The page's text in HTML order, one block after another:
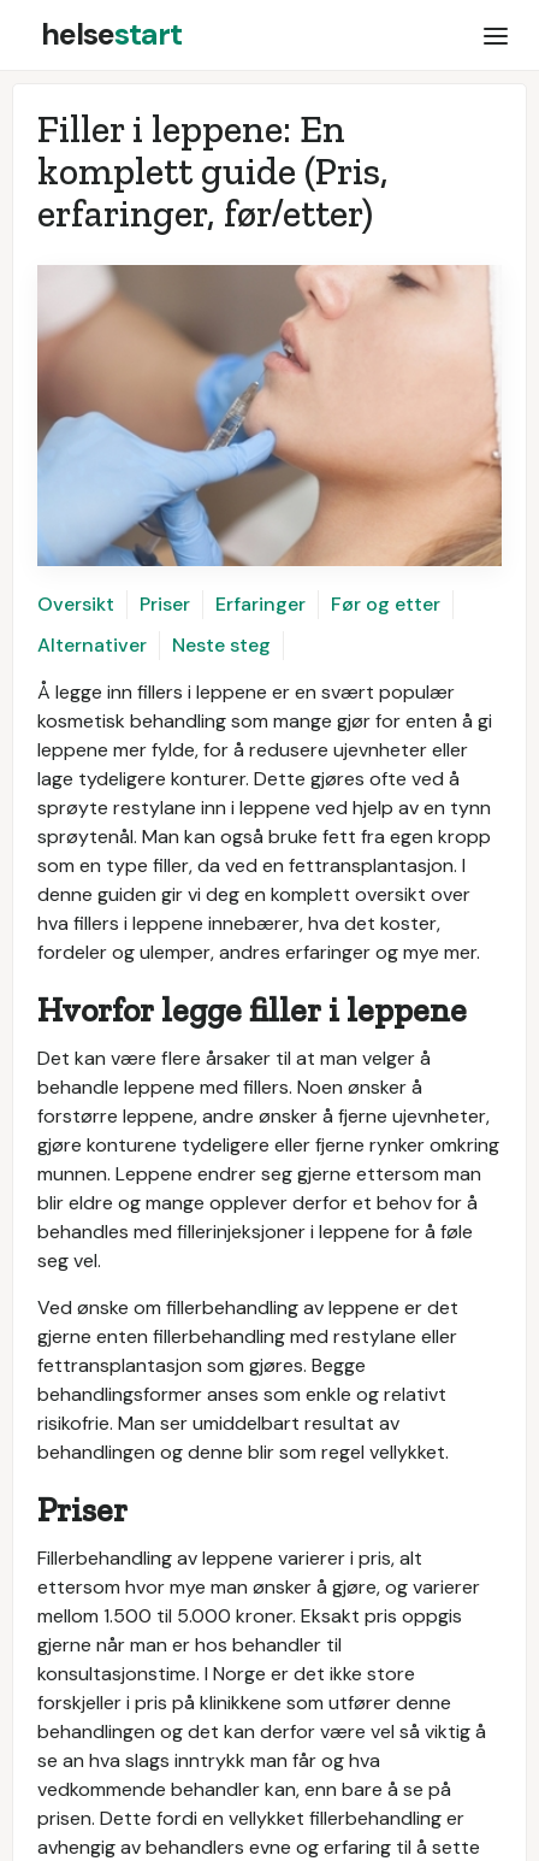
helsestart
Filler i leppene: En
komplett guide (Pris,
erfaringer, før/etter)
Oversikt Priser Erfaringer
Før og etter
Alternativer
Neste steg
Å legge inn fillers i leppene er en svært populær
kosmetisk behandling som mange gjør for enten å gi
leppene mer fylde, for å redusere ujevnheter eller
lage tydeligere konturer. Dette gjøres ofte ved å
sprøyte restylane inn i leppene ved hjelp av en tynn
sprøytenål. Man kan også bruke fett fra egen kropp
som en type filler, da ved en fettransplantasjon. I
denne guiden gir vi deg en komplett oversikt over
hva fillers i leppene innebærer, hva det koster,
fordeler og ulemper, andres erfaringer og mye mer.
Hvorfor legge filler i leppene
Det kan være flere årsaker til at man velger å
behandle leppene med fillers. Noen ønsker å
forstørre leppene, andre ønsker å fjerne ujevnheter,
gjøre konturene tydeligere eller fjerne rynker omkring
munnen. Leppene endrer seg gjerne ettersom man
blir eldre og mange opplever derfor et behov for å
behandles med fillerinjeksjoner i leppene for å føle
seg vel.
Ved ønske om fillerbehandling av leppene er det
gjerne enten fillerbehandling med restylane eller
fettransplantasjon som gjøres. Begge
behandlingsformer anses som enkle og relativt
risikofrie. Man ser umiddelbart resultat av
behandlingen og denne blir som regel vellykket.
Priser
Fillerbehandling av leppene varierer i pris, alt
ettersom hvor mye man ønsker å gjøre, og varierer
mellom 1.500 til 5.000 kroner. Eksakt pris oppgis
gjerne når man er hos behandler til
konsultasjonstime. I Norge er det ikke store
forskjeller i pris på klinikkene som utfører denne
behandlingen og det kan derfor være vel så viktig å
se an hva slags inntrykk man får og hva
vedkommende behandler kan, enn bare å se på
prisen. Dette fordi en vellykket fillerbehandling er
avhengig av behandlers evne og erfaring til å sette